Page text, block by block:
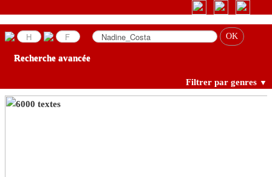
LES ANNONCES
Recherche avancée
Filtrer par genres ▼